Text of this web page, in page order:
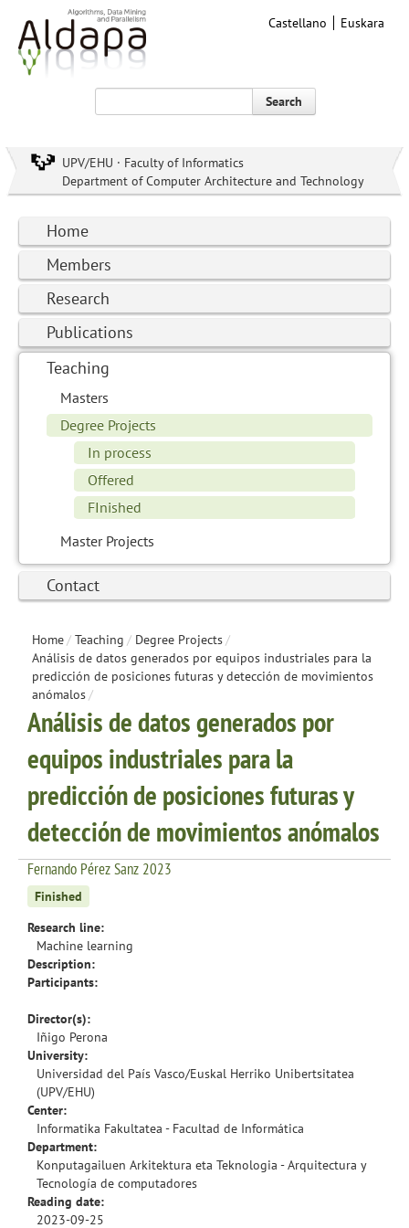
Castellano Euskara
Search
UPV/EHU · Faculty of Informatics
Department of Computer Architecture and Technology
Home
Members
Research
Publications
Teaching
Masters
Degree Projects
In process
Offered
FInished
Master Projects
Contact
Home/ Teaching / Degree Projects/
Análisis de datos generados por equipos industriales para la
predicción de posiciones futuras y detección de movimientos
anómalos/
Análisis de datos generados por
equipos industriales para la
predicción de posiciones futuras y
detección de movimientos anómalos
Fernando Pérez Sanz 2023
Finished
Research line:
Machine learning
Description:
Participants:
Director(s):
Iñigo Perona
University:
Universidad del País Vasco/Euskal Herriko Unibertsitatea
(UPV/EHU)
Center:
Informatika Fakultatea - Facultad de Informática
Department:
Konputagailuen Arkitektura eta Teknologia - Arquitectura y
Tecnología de computadores
Reading date:
2023-09-25